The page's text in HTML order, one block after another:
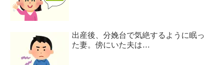
出産後、分娩台で気絶するように眠っ
た妻。傍にいた夫は…